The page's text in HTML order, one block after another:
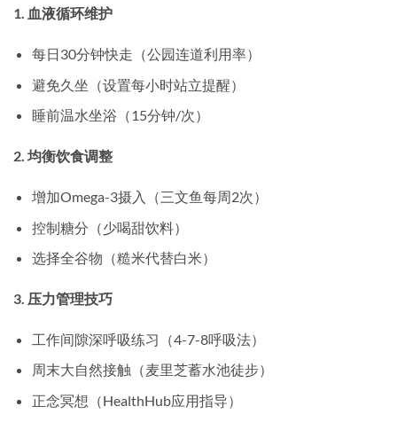
1. 血液循环维护
每日30分钟快走（公园连道利用率）
避免久坐（设置每小时站立提醒）
睡前温水坐浴（15分钟/次）
2. 均衡饮食调整
增加Omega-3摄入（三文鱼每周2次）
控制糖分（少喝甜饮料）
选择全谷物（糙米代替白米）
3. 压力管理技巧
工作间隙深呼吸练习（4-7-8呼吸法）
周末大自然接触（麦里芝蓄水池徒步）
正念冥想（HealthHub应用指导）